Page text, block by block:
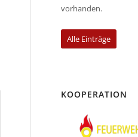
vorhanden.
Alle Einträge
KOOPERATION